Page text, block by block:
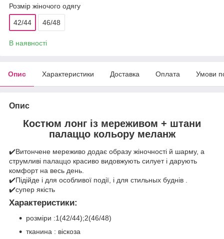
Розмір жіночого одягу
42/44 46/48
В наявності
Опис Характеристики Доставка Оплата Умови
Опис
Костюм лонг із мереживом + штани
палаццо кольору меланж
✔️Витончене мереживо додає образу жіночності й шарму, а
струмливі палаццо красиво видовжують силует і дарують
комфорт на весь день.
✔️Підійде і для особливої події, і для стильных буднів .
✔️супер якість
Характеристики:
розміри :1(42/44);2(46/48)
тканина : віскоза